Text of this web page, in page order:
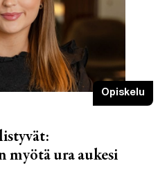
Opiskelu
ura aukesi